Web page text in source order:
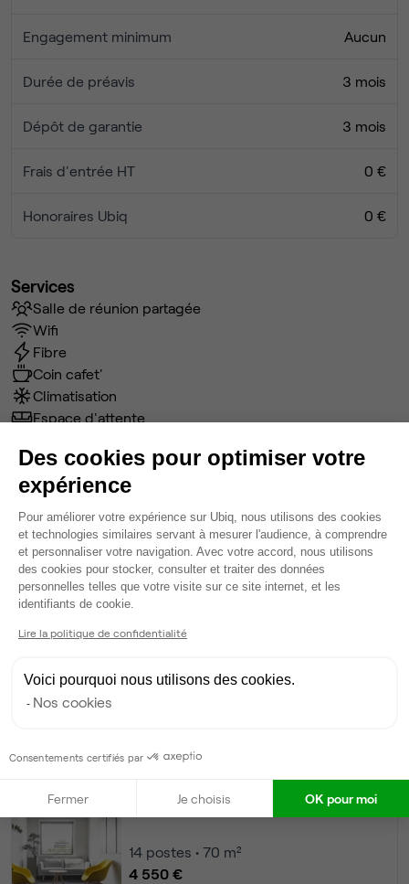
Engagement minimum Aucun
Durée de préavis 3 mois
Dépôt de garantie 3 mois
Frais d'entrée HT 0 €
Honoraires Ubiq 0 €
Services
Salle de réunion partagée
Wifi
Fibre
Coin cafet'
Climatisation
Espace d'attente
Ménage
Tables / chaises
Voir plus
Ma sélection de bureau
1 625 €
Bureau privé• 3ème étage
14 postes • 70 m²
4 550 €
Des cookies pour optimiser votre
expérience
Plateforme de Gestion du
Pour améliorer votre expérience sur Ubiq, nous utilisons des cookies
et technologies similaires servant à mesurer l'audience, à comprendre
et personnaliser votre navigation. Avec votre accord, nous utilisons
des cookies pour stocker, consulter et traiter des données
personnelles telles que votre visite sur ce site internet, et les
identifiants de cookie.
Lire la politique de confidentialité
Voici pourquoi nous utilisons des cookies.
Nos cookies
Consentements certifiés par
Fermer Je choisis OK pour moi